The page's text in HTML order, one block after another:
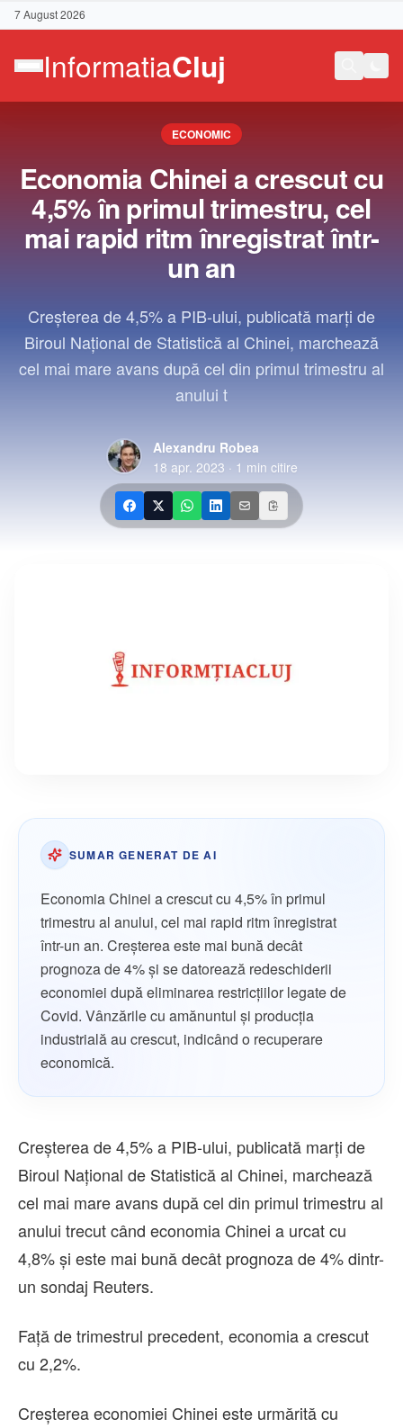
7 August 2026
Contact
ECONOMIC
Economia Chinei a crescut cu
4,5% în primul trimestru, cel
mai rapid ritm înregistrat într-
un an
Creşterea de 4,5% a PIB-ului, publicată marţi de
Biroul Naţional de Statistică al Chinei, marchează
cel mai mare avans după cel din primul trimestru al
anului t
Alexandru Robea
18 apr. 2023 · 1 min citire
SUMAR GENERAT DE AI
Economia Chinei a crescut cu 4,5% în primul
trimestru al anului, cel mai rapid ritm înregistrat
într-un an. Creşterea este mai bună decât
prognoza de 4% şi se datorează redeschiderii
economiei după eliminarea restricţiilor legate de
Covid. Vânzările cu amănuntul şi producţia
industrială au crescut, indicând o recuperare
economică.
Creşterea de 4,5% a PIB-ului, publicată marţi de
Biroul Naţional de Statistică al Chinei, marchează
cel mai mare avans după cel din primul trimestru al
anului trecut când economia Chinei a urcat cu
4,8% şi este mai bună decât prognoza de 4% dintr-
un sondaj Reuters.
Faţă de trimestrul precedent, economia a crescut
cu 2,2%.
Creşterea economiei Chinei este urmărită cu